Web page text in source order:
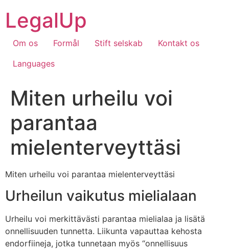
content
LegalUp
Om os Formål Stift selskab
Kontakt os
Languages
Miten urheilu voi
parantaa
mielenterveyttäsi
Miten urheilu voi parantaa mielenterveyttäsi
Urheilun vaikutus mielialaan
Urheilu voi merkittävästi parantaa mielialaa ja lisätä
onnellisuuden tunnetta. Liikunta vapauttaa kehosta
endorfiineja, jotka tunnetaan myös “onnellisuus